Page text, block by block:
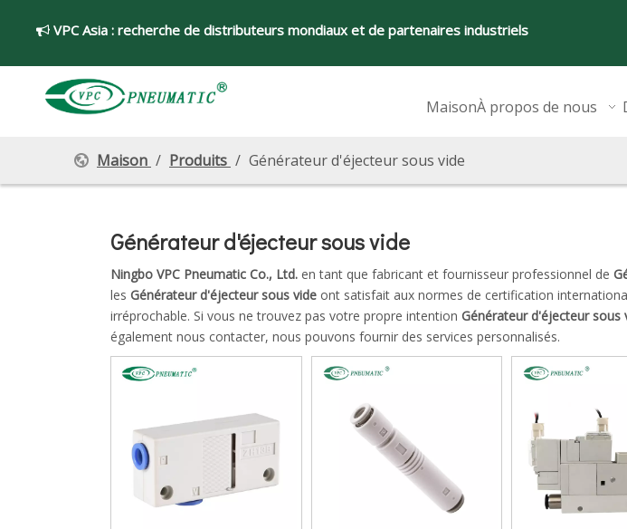
 VPC Asia : recherche de distributeurs mondiaux et de partenaires industriels
MaisonÀ propos de nous
Maison / Produits / Générateur d'éjecteur sous vide
Générateur d'éjecteur sous vide
Ningbo VPC Pneumatic Co., Ltd. en tant que fabricant et fournisseur professionnel de
les Générateur d'éjecteur sous vide ont satisfait aux normes de certification
irréprochable. Si vous ne trouvez pas votre propre intention Générateur d'éjecteur sous
également nous contacter, nous pouvons fournir des services personnalisés.